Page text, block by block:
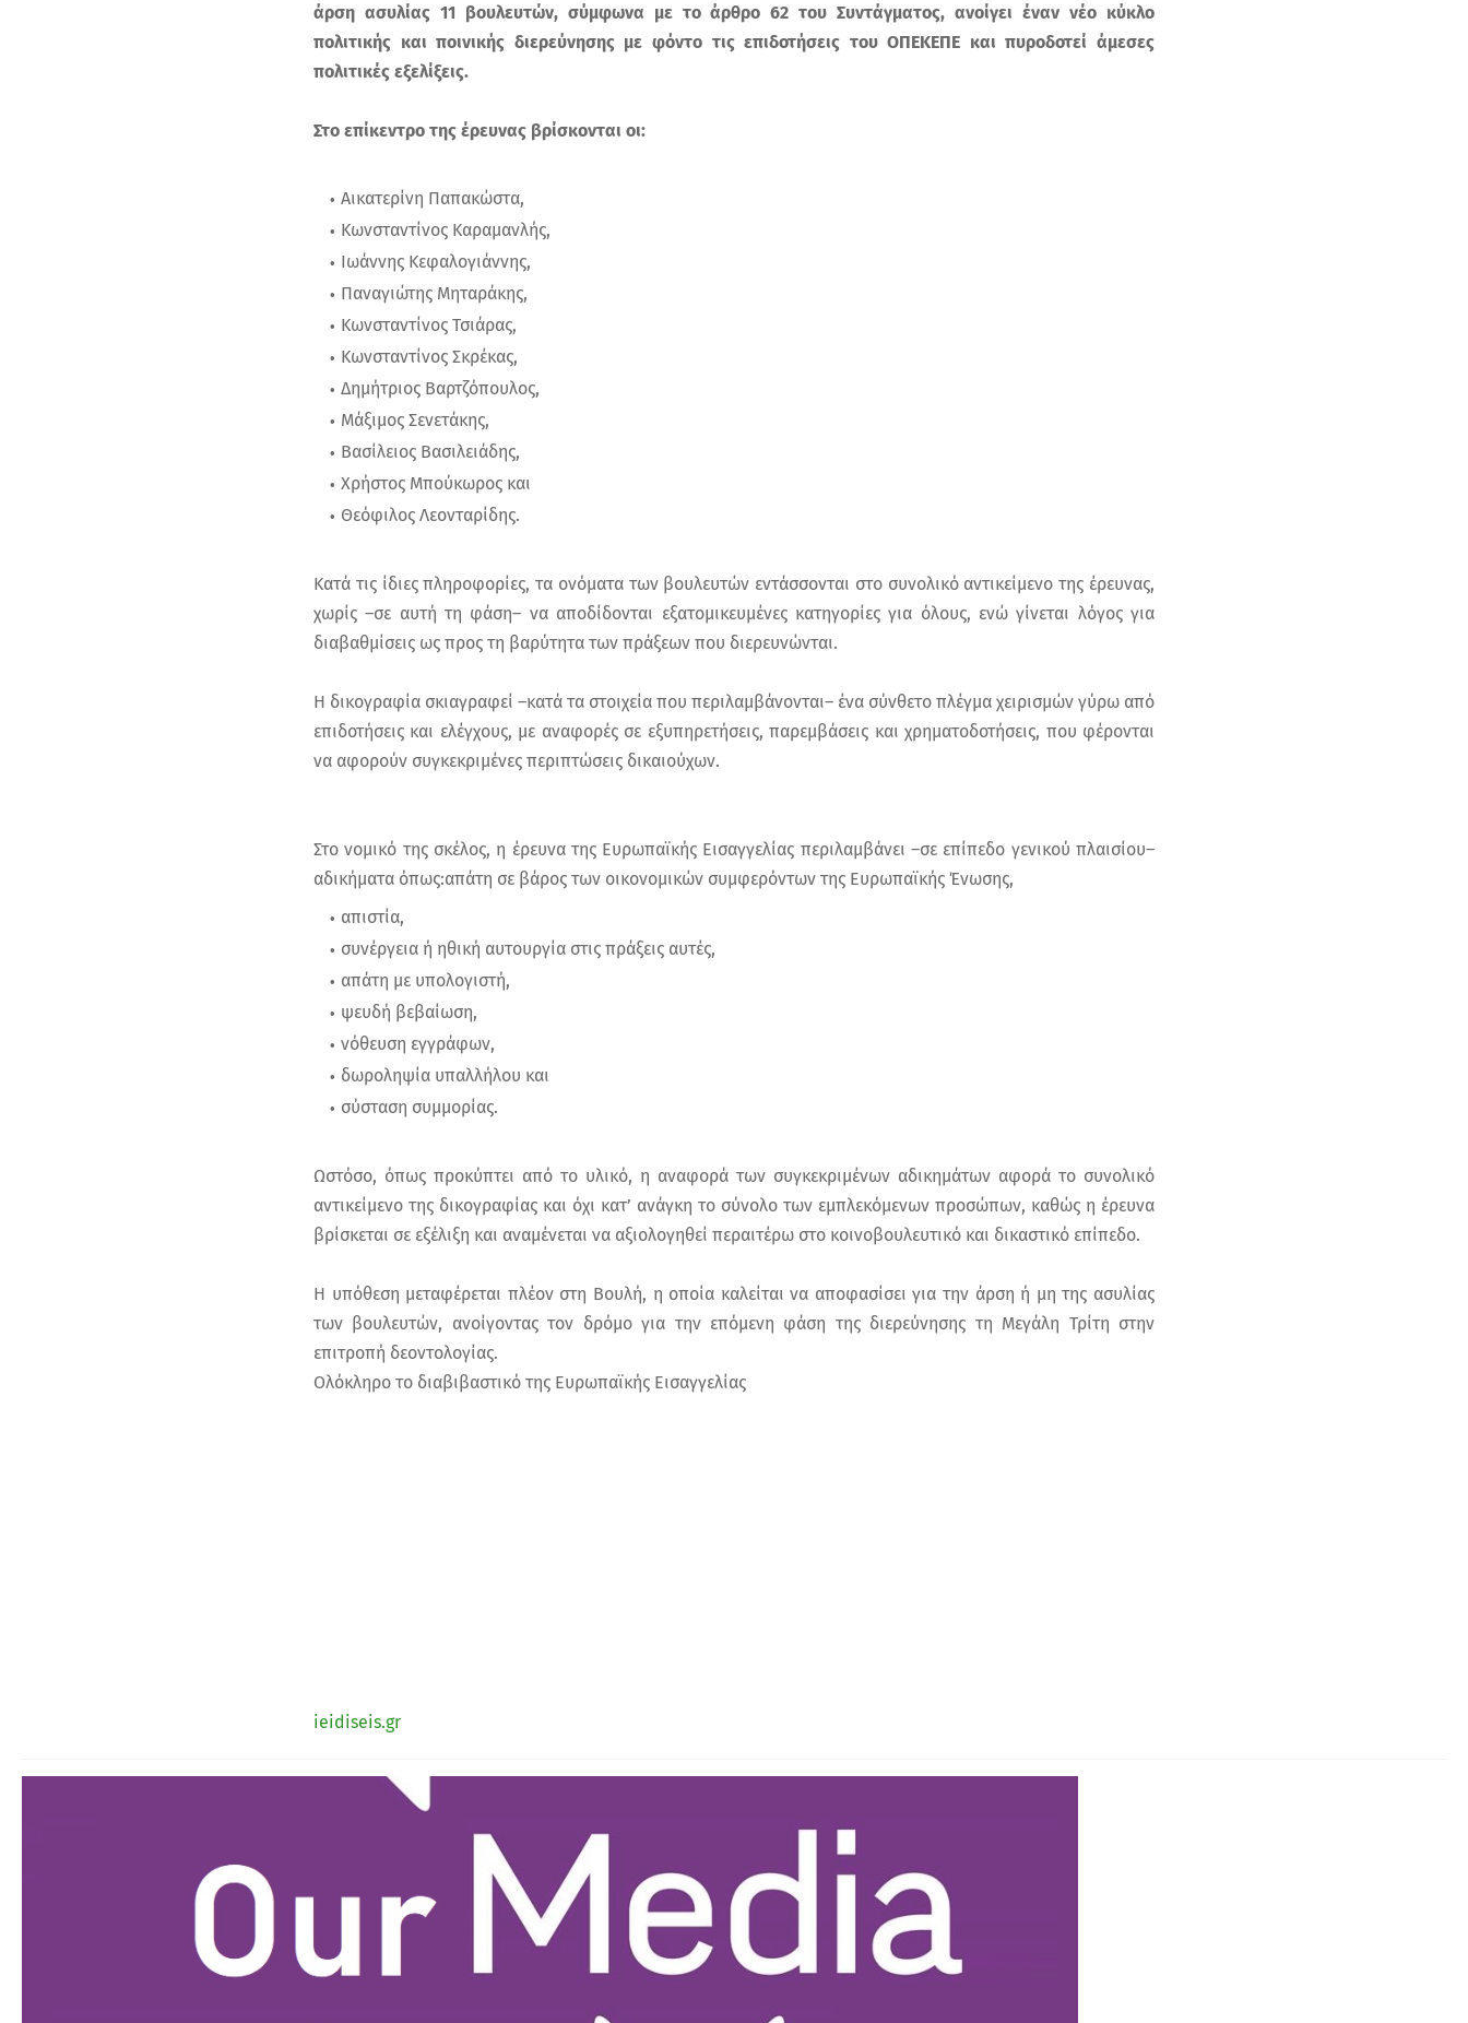
άρση ασυλίας 11 βουλευτών, σύμφωνα με το άρθρο 62 του Συντάγματος, ανοίγει έναν νέο κύκλο
πολιτικής και ποινικής διερεύνησης με φόντο τις επιδοτήσεις του ΟΠΕΚΕΠΕ και πυροδοτεί άμεσες
πολιτικές εξελίξεις.
Στο επίκεντρο της έρευνας βρίσκονται οι:
Αικατερίνη Παπακώστα,
Κωνσταντίνος Καραμανλής,
Ιωάννης Κεφαλογιάννης,
Παναγιώτης Μηταράκης,
Κωνσταντίνος Τσιάρας,
Κωνσταντίνος Σκρέκας,
Δημήτριος Βαρτζόπουλος,
Μάξιμος Σενετάκης,
Βασίλειος Βασιλειάδης,
Χρήστος Μπούκωρος και
Θεόφιλος Λεονταρίδης.
Κατά τις ίδιες πληροφορίες, τα ονόματα των βουλευτών εντάσσονται στο συνολικό αντικείμενο της έρευνας,
χωρίς –σε αυτή τη φάση– να αποδίδονται εξατομικευμένες κατηγορίες για όλους, ενώ γίνεται λόγος για
διαβαθμίσεις ως προς τη βαρύτητα των πράξεων που διερευνώνται.
Η δικογραφία σκιαγραφεί –κατά τα στοιχεία που περιλαμβάνονται– ένα σύνθετο πλέγμα χειρισμών γύρω από
επιδοτήσεις και ελέγχους, με αναφορές σε εξυπηρετήσεις, παρεμβάσεις και χρηματοδοτήσεις, που φέρονται
να αφορούν συγκεκριμένες περιπτώσεις δικαιούχων.
Στο νομικό της σκέλος, η έρευνα της Ευρωπαϊκής Εισαγγελίας περιλαμβάνει –σε επίπεδο γενικού πλαισίου–
αδικήματα όπως:απάτη σε βάρος των οικονομικών συμφερόντων της Ευρωπαϊκής Ένωσης,
απιστία,
συνέργεια ή ηθική αυτουργία στις πράξεις αυτές,
απάτη με υπολογιστή,
ψευδή βεβαίωση,
νόθευση εγγράφων,
δωροληψία υπαλλήλου και
σύσταση συμμορίας.
Ωστόσο, όπως προκύπτει από το υλικό, η αναφορά των συγκεκριμένων αδικημάτων αφορά το συνολικό
αντικείμενο της δικογραφίας και όχι κατ’ ανάγκη το σύνολο των εμπλεκόμενων προσώπων, καθώς η έρευνα
βρίσκεται σε εξέλιξη και αναμένεται να αξιολογηθεί περαιτέρω στο κοινοβουλευτικό και δικαστικό επίπεδο.
Η υπόθεση μεταφέρεται πλέον στη Βουλή, η οποία καλείται να αποφασίσει για την άρση ή μη της ασυλίας
των βουλευτών, ανοίγοντας τον δρόμο για την επόμενη φάση της διερεύνησης τη Μεγάλη Τρίτη στην
επιτροπή δεοντολογίας.
Ολόκληρο το διαβιβαστικό της Ευρωπαϊκής Εισαγγελίας
ieidiseis.gr